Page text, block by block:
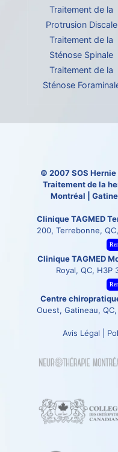
Traitement de la
Protrusion Discale
Traitement de la
Sténose Spinale
Traitement de la
Sténose
© 2007SOS
Traitement de la
Montréal |
Clinique TAGMED
200, Terrebonne,
Clinique TAGMED
Royal, QC, H3P
Centre
Ouest, Gatineau,
Avis Légal